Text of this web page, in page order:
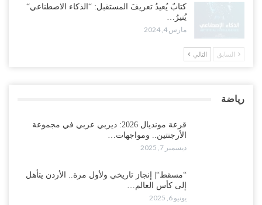
كتابٌ يُعيدُ تعريفَ المستقبل: “الذكاء الاصطناعي“
يُنيرُ…
مارس 4, 2024
السابق التالي
رياضة
قرعة مونديال 2026: ديربي عربي في مجموعة
الأرجنتين.. ومواجهات…
ديسمبر 7, 2025
“مسقط“| إنجاز تاريخي ولأول مرة.. الأردن يتأهل
إلى كأس العالم…
يونيو 6, 2025